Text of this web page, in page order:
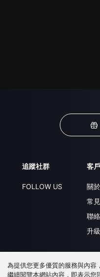
追蹤社群
FOLLOW US
客
關
常
聯
升
下載 APP
為提供您更多優質的服務與內
繼續閱覽本網站內容，即表示